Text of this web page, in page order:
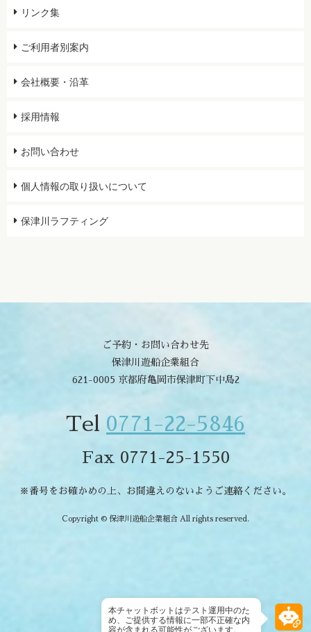
リンク集
ご利用者別案内
会社概要・沿革
採用情報
お問い合わせ
個人情報の取り扱いについて
保津川ラフティング
本チャットボットはテスト運用中のた
め、ご提供する情報に一部不正確な内
容が含まれる可能性がございます。
ご予約・お問い合わせ先
保津川遊船企業組合
621-0005 京都府亀岡市保津町下中島2
Tel 0771-22-5846
Fax 0771-25-1550
※番号をお確かめの上、お間違えのないようご連絡ください。
Copyright © 保津川遊船企業組合 All rights reserved.